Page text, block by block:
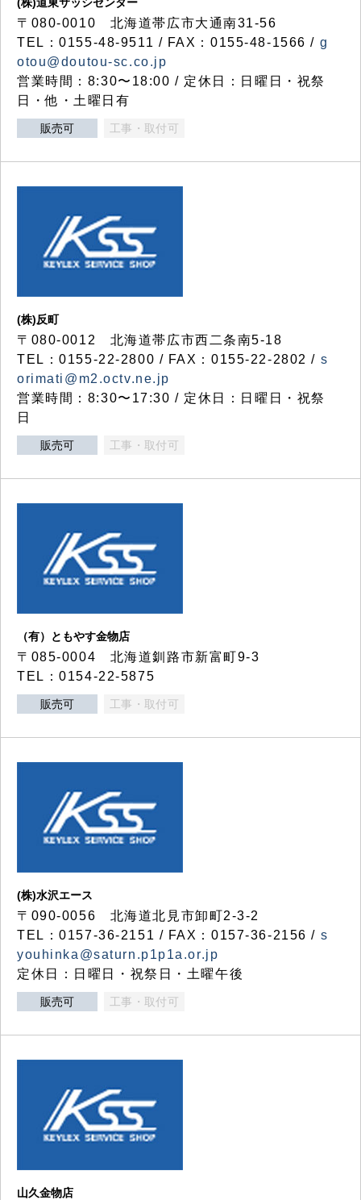
〒080-0010 北海道帯広市大通南31-56
TEL：0155-48-9511 / FAX：0155-48-1566 / g
otou@doutou-sc.co.jp
営業時間：8:30〜18:00 / 定休日：日曜日・祝祭
日・他・土曜日有
販売可 工事・取付可
(株)反町
〒080-0012 北海道帯広市西二条南5-18
TEL：0155-22-2800 / FAX：0155-22-2802 / s
orimati@m2.octv.ne.jp
営業時間：8:30〜17:30 / 定休日：日曜日・祝祭
日
販売可 工事・取付可
（有）ともやす金物店
〒085-0004 北海道釧路市新富町9-3
TEL：0154-22-5875
販売可 工事・取付可
(株)水沢エース
〒090-0056 北海道北見市卸町2-3-2
TEL：0157-36-2151 / FAX：0157-36-2156 / s
youhinka@saturn.p1p1a.or.jp
定休日：日曜日・祝祭日・土曜午後
販売可 工事・取付可
山久金物店